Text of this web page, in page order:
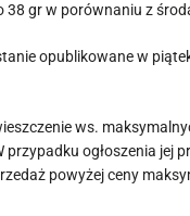
gr w porównaniu z
opublikowane w
ws.
ogłoszenia jej
powyżej ceny